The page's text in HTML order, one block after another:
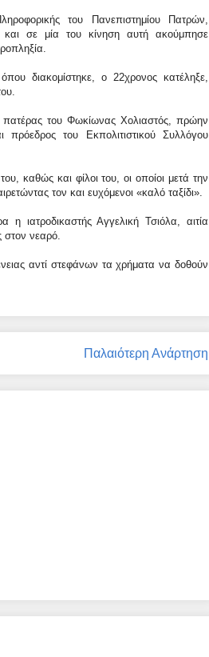
του Πανεπιστημίου Πατρών,
και σε μία του κίνηση αυτή ακούμπησε
διακομίστηκε, ο 22χρονος κατέληξε,
πατέρας του Φωκίωνας Χολιαστός, πρώην
του Εκπολιτιστικού Συλλόγου
καθώς και φίλοι του, οι οποίοι μετά την
τον και ευχόμενοι «καλό ταξίδι».
ιατροδικαστής Αγγελική Τσιόλα, αιτία
στον νεαρό.
αντί στεφάνων τα χρήματα να δοθούν
Παλαιότερη Ανάρτηση